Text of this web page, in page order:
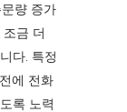
량 증가
금 더
다. 특정
에 전화
록 노력